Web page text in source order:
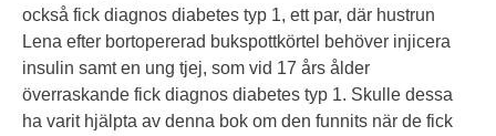
också fick diagnos diabetes typ 1, ett par, där hustrun
Lena efter bortopererad bukspottkörtel behöver injicera
insulin samt en ung tjej, som vid 17 års ålder
överraskande fick diagnos diabetes typ 1. Skulle dessa
ha varit hjälpta av denna bok om den funnits när de fick